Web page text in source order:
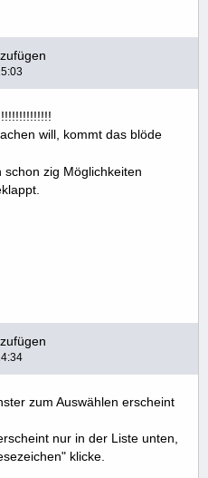
will, kommt das blöde
schon zig Möglichkeiten
zum Auswählen erscheint
nur in der Liste unten,
klicke.